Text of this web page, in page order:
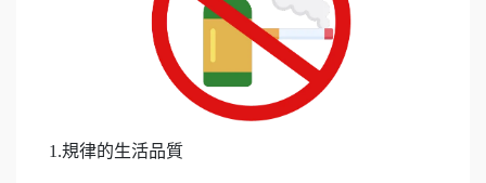
1.規律的生活品質